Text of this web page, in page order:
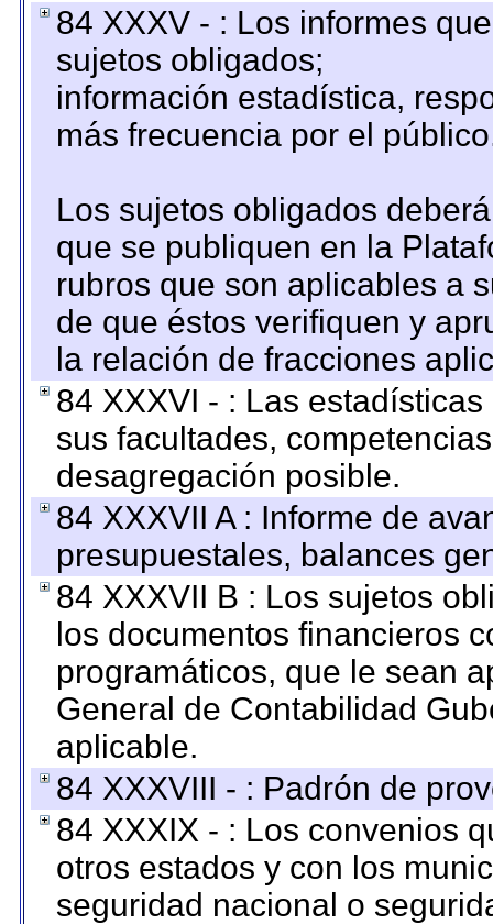
84 XXXV - : Los informes
sujetos obligados;
información estadística,
más frecuencia por el
Los sujetos obligados
que se publiquen en la
rubros que son aplicables a
de que éstos verifiquen y
la relación de fracciones
84 XXXVI - : Las
sus facultades,
desagregación posible.
84 XXXVII A : Informe de
presupuestales, balances
84 XXXVII B : Los sujetos
los documentos financieros
programáticos, que le sean
General de Contabilidad
aplicable.
84 XXXVIII - : Padrón de
84 XXXIX - : Los convenios
otros estados y con los
seguridad nacional o